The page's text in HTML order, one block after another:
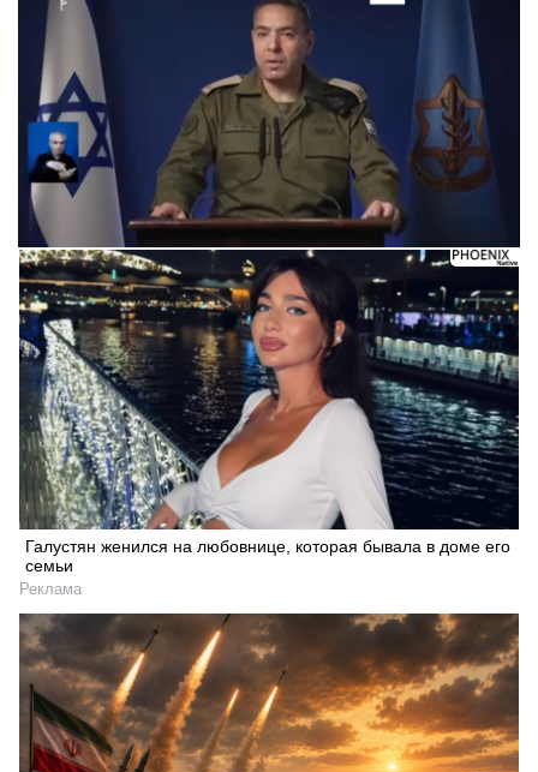
Галустян женился на любовнице, которая бывала в доме его
семьи
Реклама